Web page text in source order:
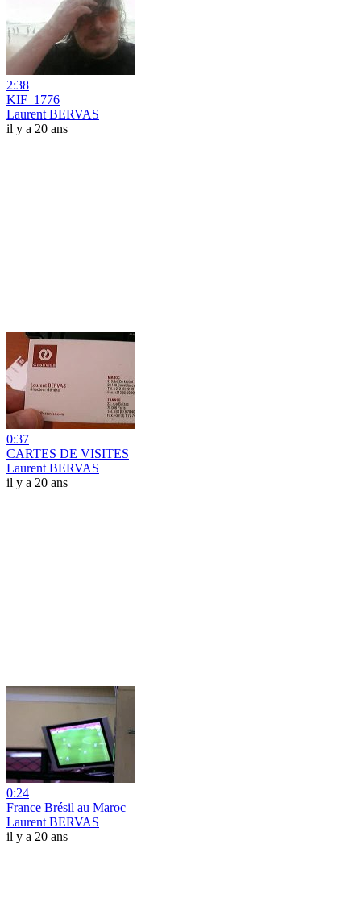
2:38
KIF_1776
Laurent BERVAS
il y a 20 ans
0:37
CARTES DE VISITES
Laurent BERVAS
il y a 20 ans
0:24
France Brésil au Maroc
Laurent BERVAS
il y a 20 ans